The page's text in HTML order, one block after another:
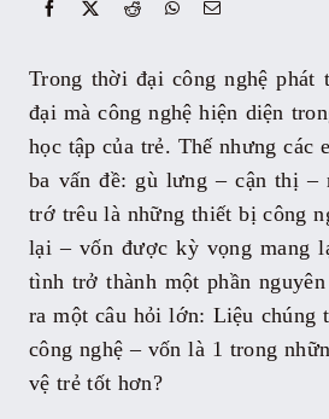
Tài liệu
Liên hệ
Trong thời đại công nghệ phát
đại mà công nghệ hiện diện
học tập của trẻ. Thế nhưng các
ba vấn đề: gù lưng – cận thị –
trớ trêu là những thiết bị công
lại – vốn được kỳ vọng mang
tình trở thành một phần
ra một câu hỏi lớn: Liệu chúng
công nghệ – vốn là 1 trong
vệ trẻ tốt hơn?